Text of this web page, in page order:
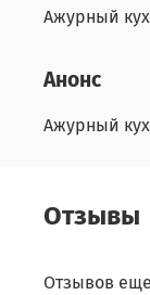
Ажурный
Анонс
Ажурный
Отзывы
Отзывов